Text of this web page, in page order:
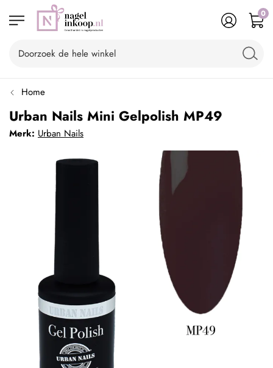
0
Home
Urban Nails Mini Gelpolish MP49
Merk: Urban Nails